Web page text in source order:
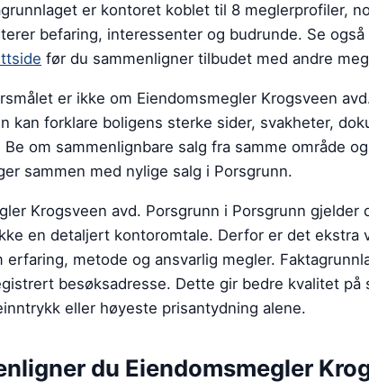
er kontoret koblet til 8 meglerprofiler,
befaring, interessenter og budrunde. Se også
før du sammenligner tilbudet med andre
er ikke om Eiendomsmegler Krogsveen
kan forklare boligens sterke sider, svakheter,
om sammenlignbare salg fra samme område
sammen med nylige salg i Porsgrunn.
Krogsveen avd. Porsgrunn i Porsgrunn
en detaljert kontoromtale. Derfor er det ekstra
erfaring, metode og ansvarlig megler.
besøksadresse. Dette gir bedre kvalitet på
eller høyeste prisantydning alene.
du Eiendomsmegler